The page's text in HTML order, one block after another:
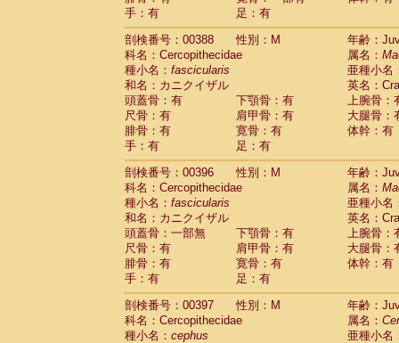
手：有
足：有
剖検番号：00388
性別：M
年齢：
科名：Cercopithecidae
属名：
種小名： fascicularis
亜種小名
和名：カニクイザル
英名：
頭蓋骨：有
下顎骨：有
上腕骨：
尺骨：有
肩甲骨：有
大腿骨：
腓骨：有
寛骨：有
体幹：有
手：有
足：有
剖検番号：00396
性別：M
年齢：
科名：Cercopithecidae
属名：
種小名： fascicularis
亜種小名
和名：カニクイザル
英名：
頭蓋骨：一部無
下顎骨：有
上腕骨：
尺骨：有
肩甲骨：有
大腿骨：
腓骨：有
寛骨：有
体幹：有
手：有
足：有
剖検番号：00397
性別：M
年齢：
科名：Cercopithecidae
属名：
種小名： cephus
亜種小名